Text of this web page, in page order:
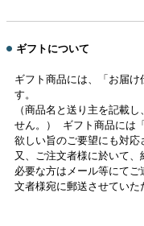
ギフトについて
ギフト商品には、「お届
す。
（商品名と送り主を記載
せん。） ギフト商品には
欲しい旨のご要望にも対応
又、ご注文者様に於いて
必要な方はメール等にて
文者様宛に郵送させていた